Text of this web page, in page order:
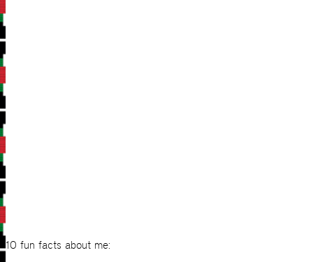
10 fun facts about me: